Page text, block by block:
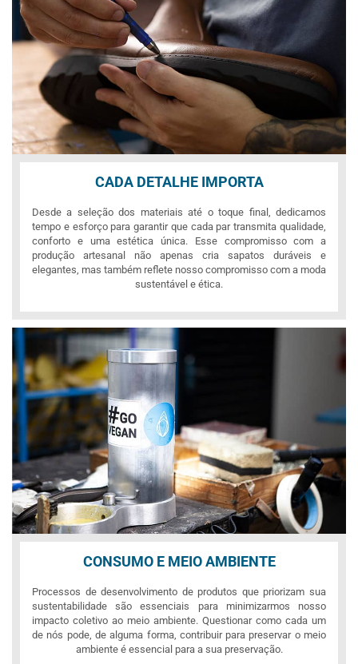
CADA DETALHE IMPORTA
Desde a seleção dos materiais até o toque final, dedicamos
tempo e esforço para garantir que cada par transmita qualidade,
conforto e uma estética única. Esse compromisso com a
produção artesanal não apenas cria sapatos duráveis e
elegantes, mas também reflete nosso compromisso com a moda
sustentável e ética.
CONSUMO E MEIO AMBIENTE
Processos de desenvolvimento de produtos que priorizam sua
sustentabilidade são essenciais para minimizarmos nosso
impacto coletivo ao meio ambiente. Questionar como cada um
de nós pode, de alguma forma, contribuir para preservar o meio
ambiente é essencial para a sua preservação.